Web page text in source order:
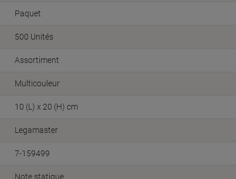
Paquet
500 Unités
Assortiment
Multicouleur
10 (L) x 20 (H) cm
Legamaster
7-159499
Note statique